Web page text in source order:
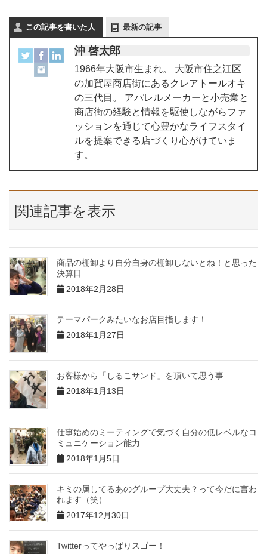
この記事を書いた人 最新の記事
沖 啓太郎
1966年大阪市生まれ。 大阪市住之江区
の加賀屋商店街にあるクレアトールオキ
の三代目。 アパレルメーカーと小売業と
商店街の経験と情報を駆使しながらファ
ッションを通じて心豊かなライフスタイ
ルを提案できる店づくり心がけていま
す。
関連記事を表示
商品の棚卸より自分自身の棚卸しないとね！と思った
決算日
2018年2月28日
テーマパークみたいなお店目指します！
2018年1月27日
お客様から「しるこサンド」を頂いて思う事
2018年1月13日
仕事始めのミーティングで気づく自分の低レベルなコ
ミュニケーション能力
2018年1月5日
キミの属してるあのグループ大丈夫？って今だに言わ
れます（笑）
2017年12月30日
Twitterってやっぱりスゴー！